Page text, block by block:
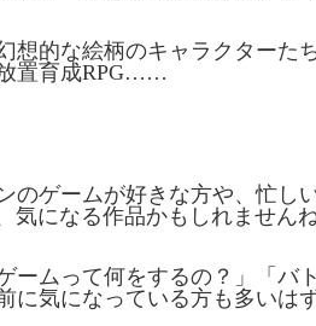
想的な絵柄のキャラクターた
置育成RPG……
のゲームが好きな方や、忙し
気になる作品かもしれません
ームって何をするの？」「バ
に気になっている方も多いはず